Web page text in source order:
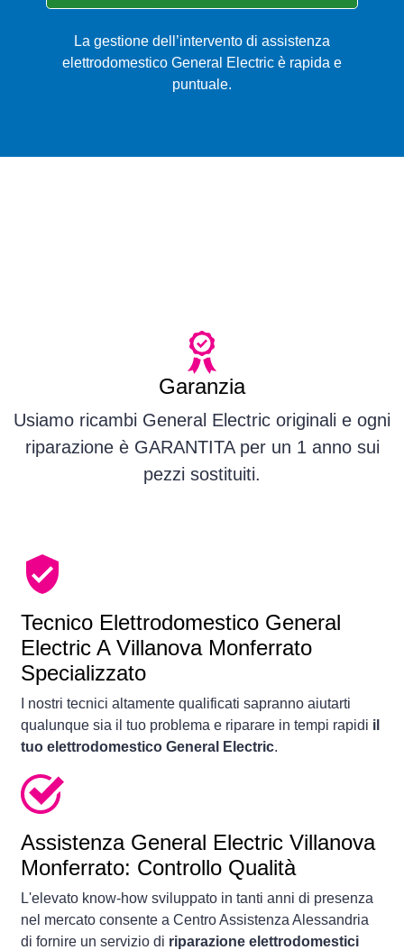
La gestione dell’intervento di assistenza
elettrodomestico General Electric è rapida e
puntuale.
Garanzia
Usiamo ricambi General Electric originali e ogni
riparazione è GARANTITA per un 1 anno sui
pezzi sostituiti.
Tecnico Elettrodomestico General
Electric A Villanova Monferrato
Specializzato
I nostri tecnici altamente qualificati sapranno aiutarti
qualunque sia il tuo problema e riparare in tempi rapidi il
tuo elettrodomestico General Electric.
Assistenza General Electric Villanova
Monferrato: Controllo Qualità
L'elevato know-how sviluppato in tanti anni di presenza
nel mercato consente a Centro Assistenza Alessandria
di fornire un servizio di riparazione elettrodomestici